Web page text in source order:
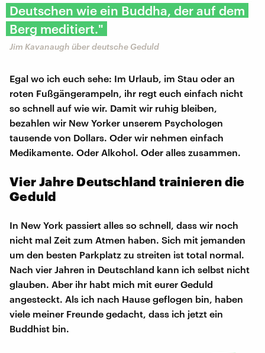
Deutschen wie ein Buddha, der auf dem
Berg meditiert."
Jim Kavanaugh über deutsche Geduld
Egal wo ich euch sehe: Im Urlaub, im Stau oder an
roten Fußgängerampeln, ihr regt euch einfach nicht
so schnell auf wie wir. Damit wir ruhig bleiben,
bezahlen wir New Yorker unserem Psychologen
tausende von Dollars. Oder wir nehmen einfach
Medikamente. Oder Alkohol. Oder alles zusammen.
Vier Jahre Deutschland trainieren die
Geduld
In New York passiert alles so schnell, dass wir noch
nicht mal Zeit zum Atmen haben. Sich mit jemanden
um den besten Parkplatz zu streiten ist total normal.
Nach vier Jahren in Deutschland kann ich selbst nicht
glauben. Aber ihr habt mich mit eurer Geduld
angesteckt. Als ich nach Hause geflogen bin, haben
viele meiner Freunde gedacht, dass ich jetzt ein
Buddhist bin.